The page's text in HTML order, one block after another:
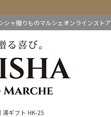
シャ贈りものマルシェオンラインストア
湯ギフト HK-25